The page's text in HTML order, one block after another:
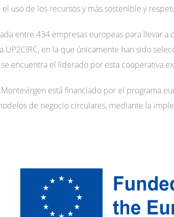
uso de los recursos y más sostenible y
entre 434 empresas europeas para llevar
en la que únicamente han sido
encuentra el liderado por esta cooperativa
está financiado por el programa
de negocio circulares, mediante la